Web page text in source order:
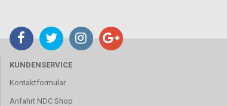
KUNDENSERVICE
Kontaktformular
Anfahrt NDC Shop